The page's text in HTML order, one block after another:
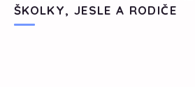
ŠKOLKY, JESLE A RODIČE